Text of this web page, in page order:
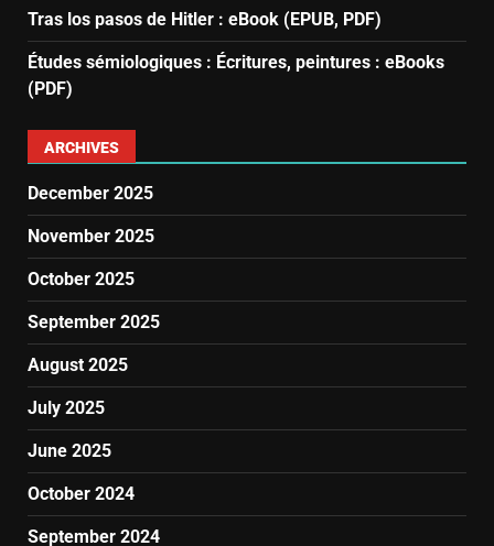
Tras los pasos de Hitler : eBook (EPUB, PDF)
Études sémiologiques : Écritures, peintures : eBooks
(PDF)
ARCHIVES
December 2025
November 2025
October 2025
September 2025
August 2025
July 2025
June 2025
October 2024
September 2024